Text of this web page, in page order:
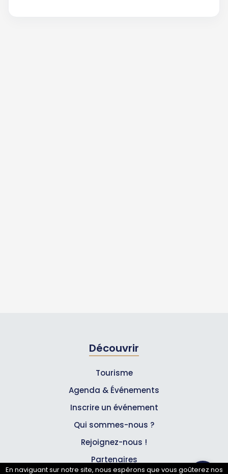
Découvrir
Tourisme
Agenda & Événements
Inscrire un événement
Qui sommes-nous ?
Rejoignez-nous !
Partenaires
En naviguant sur notre site, nous espérons que vous goûterez nos